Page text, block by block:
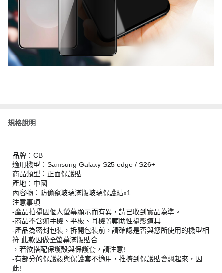
規格說明
品牌：CB
適用機型：Samsung Galaxy S25 edge / S26+
商品類型：正面保護貼
產地：中國
內容物：防偷窺玻璃滿版玻璃保護貼x1
注意事項
-產品拍攝因個人螢幕顯示而有異，請已收到實品為準。
-商品不含如手機、平板、耳機等輔助性攝影道具
-產品為密封包裝，拆開包裝前，請確認是否與您所使用的機型相
符 此款因做全螢幕滿版貼合
，若欲搭配保護殼與保護套，請注意!
-有部分的保護殼與保護套不適用，推擠到保護貼會翹起來，因
此!